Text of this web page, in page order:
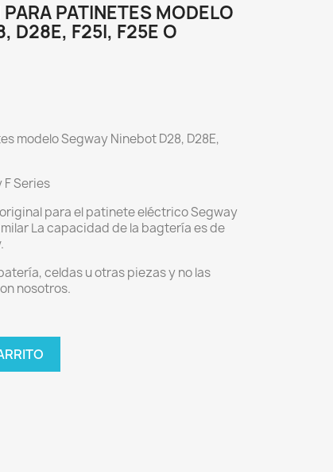
PATINETES MODELO
D28E, F25I, F25E O
modelo Segway Ninebot D28, D28E,
Series
para el patinete eléctrico Segway
La capacidad de la bagtería es de
celdas u otras piezas y no las
nosotros.